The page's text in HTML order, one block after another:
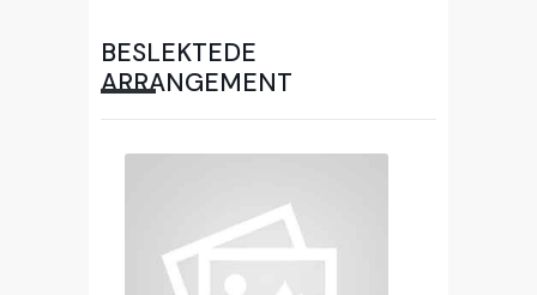
BESLEKTEDE
ARRANGEMENT